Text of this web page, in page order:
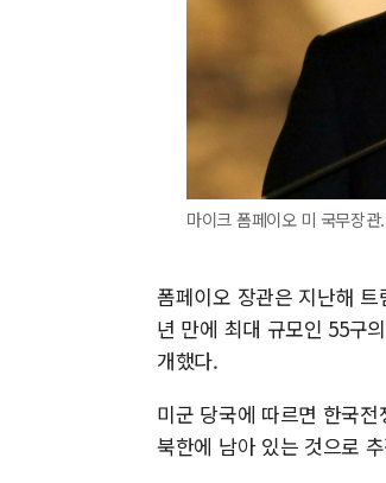
마이크 폼페이오 미 국무장
폼페이오 장관은 지난해
년 만에 최대 규모인 55구
개했다.
미군 당국에 따르면 한국
북한에 남아 있는 것으로